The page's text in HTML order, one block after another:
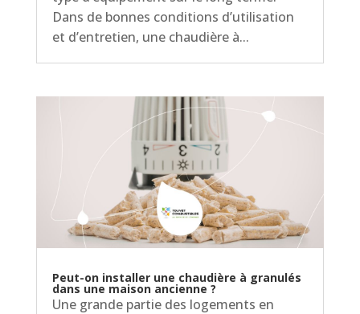
Dans de bonnes conditions d’utilisation
et d’entretien, une chaudière à...
Peut-on installer une chaudière à granulés
dans une maison ancienne ?
Une grande partie des logements en